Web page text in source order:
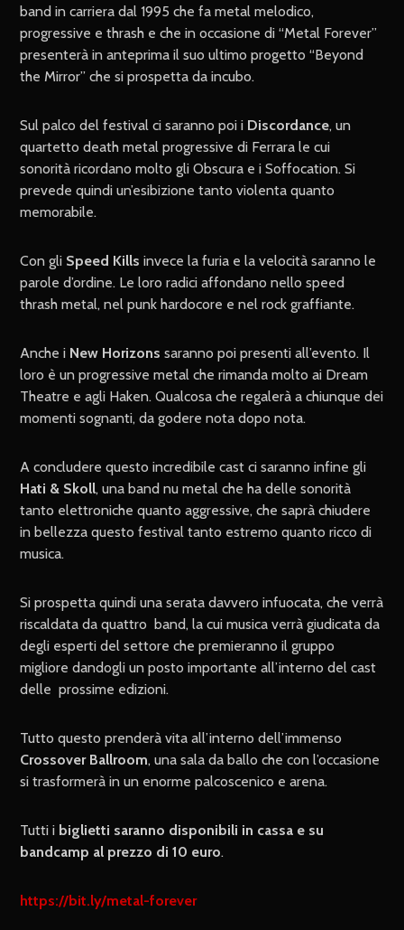
band in carriera dal 1995 che fa metal melodico,
progressive e thrash e che in occasione di “Metal Forever”
presenterà in anteprima il suo ultimo progetto “Beyond
the Mirror” che si prospetta da incubo.
Sul palco del festival ci saranno poi i Discordance, un
quartetto death metal progressive di Ferrara le cui
sonorità ricordano molto gli Obscura e i Soffocation. Si
prevede quindi un’esibizione tanto violenta quanto
memorabile.
Con gli Speed Kills invece la furia e la velocità saranno le
parole d’ordine. Le loro radici affondano nello speed
thrash metal, nel punk hardocore e nel rock graffiante.
Anche i New Horizons saranno poi presenti all’evento. Il
loro è un progressive metal che rimanda molto ai Dream
Theatre e agli Haken. Qualcosa che regalerà a chiunque dei
momenti sognanti, da godere nota dopo nota.
A concludere questo incredibile cast ci saranno infine gli
Hati & Skoll, una band nu metal che ha delle sonorità
tanto elettroniche quanto aggressive, che saprà chiudere
in bellezza questo festival tanto estremo quanto ricco di
musica.
Si prospetta quindi una serata davvero infuocata, che verrà
riscaldata da quattro band, la cui musica verrà giudicata da
degli esperti del settore che premieranno il gruppo
migliore dandogli un posto importante all’interno del cast
delle prossime edizioni.
Tutto questo prenderà vita all’interno dell’immenso
Crossover Ballroom, una sala da ballo che con l’occasione
si trasformerà in un enorme palcoscenico e arena.
Tutti i biglietti saranno disponibili in cassa e su
bandcamp al prezzo di 10 euro.
https://bit.ly/metal-forever